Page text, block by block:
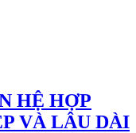
HỆ HỢP
VÀ LÂU DÀI